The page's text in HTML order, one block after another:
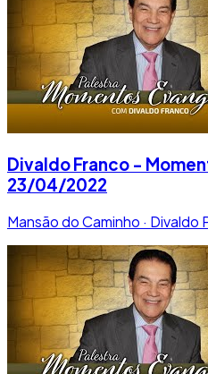
Divaldo Franco -
23/04/2022
Mansão do Caminho · Divaldo